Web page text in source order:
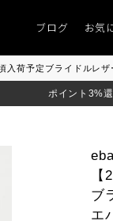
レイなニット」 ポイ
ブログ お気
荷予定ブライドルレ
ポイント3%
ブ
エ